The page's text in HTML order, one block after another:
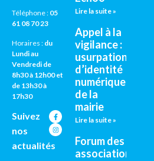
Téléphone : 05
61 08 70 23
Horaires : du
Lundi au
Vendredi de
8h30 à 12h00 et
de 13h30 à
17h30
Suivez
nos
actualités
Lire la suite »
Appel à la
vigilance :
usurpation
d’identité
numérique
de la
mairie
Lire la suite »
Forum des
associations